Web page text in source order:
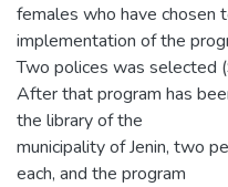
females who have chosen
implementation of the
Two polices was selected
After that program has
the library of the
municipality of Jenin, two
each, and the program